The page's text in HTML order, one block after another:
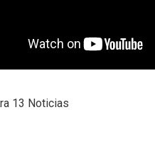
13 Noticias